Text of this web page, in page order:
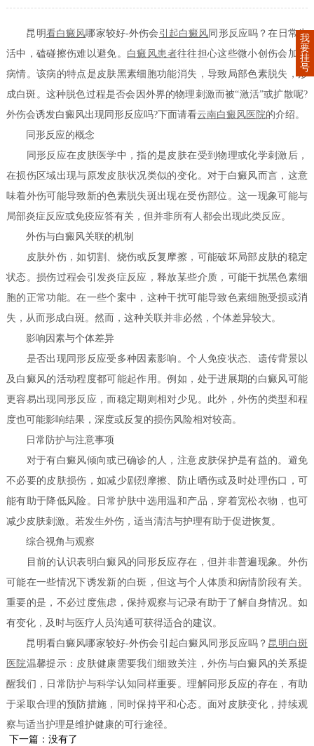
昆明看白癜风哪家较好-外伤会 引起白癜风 同形反应吗？在日常生
活中，磕碰擦伤难以避免。 白癜风患者往往担心这些微小创伤会加重
病情。该病的特点是皮肤黑素细胞功能消失，导致局部色素脱失，形
成白斑。这种脱色过程是否会因外界的物理刺激而被“激活”或扩散呢?
外伤会诱发白癜风出现同形反应吗?下面请看云南白癜风医院的介绍。
同形反应的概念
同形反应在皮肤医学中，指的是皮肤在受到物理或化学刺激后，
在损伤区域出现与原发皮肤状况类似的变化。对于白癜风而言，这意
味着外伤可能导致新的色素脱失斑出现在受伤部位。这一现象可能与
局部炎症反应或免疫应答有关，但并非所有人都会出现此类反应。
外伤与白癜风关联的机制
皮肤外伤，如切割、烧伤或反复摩擦，可能破坏局部皮肤的稳定
状态。损伤过程会引发炎症反应，释放某些介质，可能干扰黑色素细
胞的正常功能。在一些个案中，这种干扰可能导致色素细胞受损或消
失，从而形成白斑。然而，这种关联并非必然，个体差异较大。
影响因素与个体差异
是否出现同形反应受多种因素影响。个人免疫状态、遗传背景以
及白癜风的活动程度都可能起作用。例如，处于进展期的白癜风可能
更容易出现同形反应，而稳定期则相对少见。此外，外伤的类型和程
度也可能影响结果，深度或反复的损伤风险相对较高。
日常防护与注意事项
对于有白癜风倾向或已确诊的人，注意皮肤保护是有益的。避免
不必要的皮肤损伤，如减少剧烈摩擦、防止晒伤或及时处理伤口，可
能有助于降低风险。日常护肤中选用温和产品，穿着宽松衣物，也可
减少皮肤刺激。若发生外伤，适当清洁与护理有助于促进恢复。
综合视角与观察
目前的认识表明白癜风的同形反应存在，但并非普遍现象。外伤
可能在一些情况下诱发新的白斑，但这与个人体质和病情阶段有关。
重要的是，不必过度焦虑，保持观察与记录有助于了解自身情况。如
有变化，及时与医疗人员沟通可获得适合的建议。
昆明看白癜风哪家较好-外伤会引起白癜风同形反应吗？ 昆明白斑
医院温馨提示：皮肤健康需要我们细致关注，外伤与白癜风的关系提
醒我们，日常防护与科学认知同样重要。理解同形反应的存在，有助
于采取合理的预防措施，同时保持平和心态。面对皮肤变化，持续观
察与适当护理是维护健康的可行途径。
下一篇：没有了
我
要
挂
号